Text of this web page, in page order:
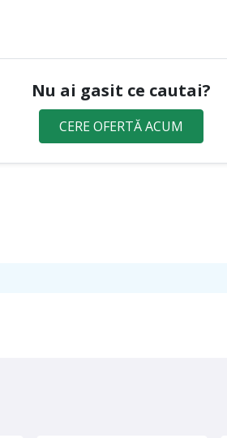
Nu ai gasit ce cautai?
CERE OFERTĂ ACUM